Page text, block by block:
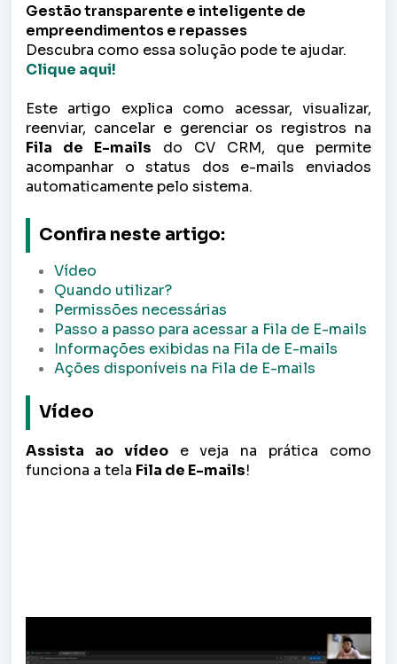
Gestão transparente e inteligente de
empreendimentos e repasses
Descubra como essa solução pode te ajudar.
Clique aqui!
Este artigo explica como acessar, visualizar,
reenviar, cancelar e gerenciar os registros na
Fila de E-mails do CV CRM, que permite
acompanhar o status dos e-mails enviados
automaticamente pelo sistema.
Confira neste artigo:
Vídeo
Quando utilizar?
Permissões necessárias
Passo a passo para acessar a Fila de E-mails
Informações exibidas na Fila de E-mails
Ações disponíveis na Fila de E-mails
Vídeo
Assista ao vídeoe veja na prática como
funciona a tela Fila de E-mails!